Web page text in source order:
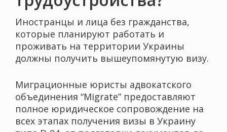
Иностранцы и лица без гражданства,
которые планируют работать и
проживать на территории Украины
должны получить вышеупомянутую визу.
Миграционные юристы адвокатского
объединения “Migrate” предоставляют
полное юридическое сопровождение на
всех этапах получения визы в Украину